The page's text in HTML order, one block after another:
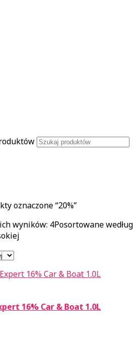
oznaczone “20%”
wyników: 4Posortowane według
16% Car & Boat 1.0L